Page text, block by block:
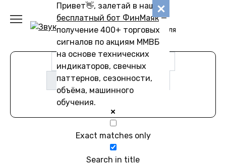
Привет👋, залетай в наш
бесплатный бот ФинМаяк—
получение 400+ торговых
сигналов по акциям ММВБ
на основе технических
индикаторов, свечных
паттернов, сезонности,
объёма, машинного
обучения.
содержанию
Звуковику
Коллекции звуков для
скачивания
Exact matches only
Search in title